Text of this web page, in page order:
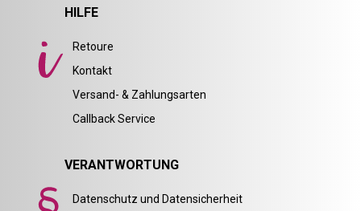
HILFE
Retoure
Kontakt
Versand- & Zahlungsarten
Callback Service
VERANTWORTUNG
Datenschutz und Datensicherheit